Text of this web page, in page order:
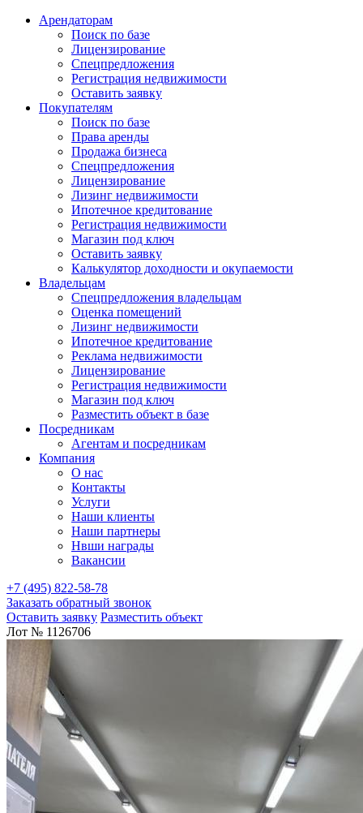
Арендаторам
Поиск по базе
Лицензирование
Спецпредложения
Регистрация недвижимости
Оставить заявку
Покупателям
Поиск по базе
Права аренды
Продажа бизнеса
Спецпредложения
Лицензирование
Лизинг недвижимости
Ипотечное кредитование
Регистрация недвижимости
Магазин под ключ
Оставить заявку
Калькулятор доходности и окупаемости
Владельцам
Спецпредложения владельцам
Оценка помещений
Лизинг недвижимости
Ипотечное кредитование
Реклама недвижимости
Лицензирование
Регистрация недвижимости
Магазин под ключ
Разместить объект в базе
Посредникам
Агентам и посредникам
Компания
О нас
Контакты
Услуги
Наши клиенты
Наши партнеры
Нвши награды
Вакансии
+7 (495) 822-58-78
Заказать обратный звонок
Оставить заявку Разместить объект
Лот № 1126706